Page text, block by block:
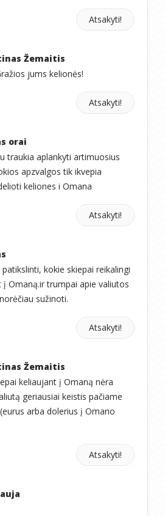
Atsakyti!
Žemaitis
jums kelionės!
Atsakyti!
orai
traukia aplankyti artimuosius
apzvalgos tik ikvepia
keliones i Omana
Atsakyti!
patikslinti, kokie skiepai reikalingi
į Omaną.ir trumpai apie valiutos
sužinoti.
Atsakyti!
Žemaitis
keliaujant į Omaną nėra
geriausiai keistis pačiame
arba dolerius į Omano
Atsakyti!